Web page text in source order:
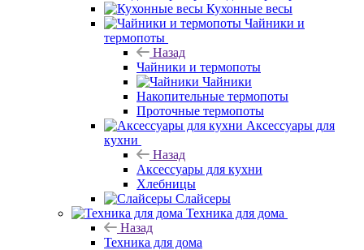
Кухонные весы
Чайники и
термопоты
Назад
Чайники и термопоты
Чайники
Накопительные термопоты
Проточные термопоты
Аксессуары для
кухни
Назад
Аксессуары для кухни
Хлебницы
Слайсеры
Техника для дома
Назад
Техника для дома